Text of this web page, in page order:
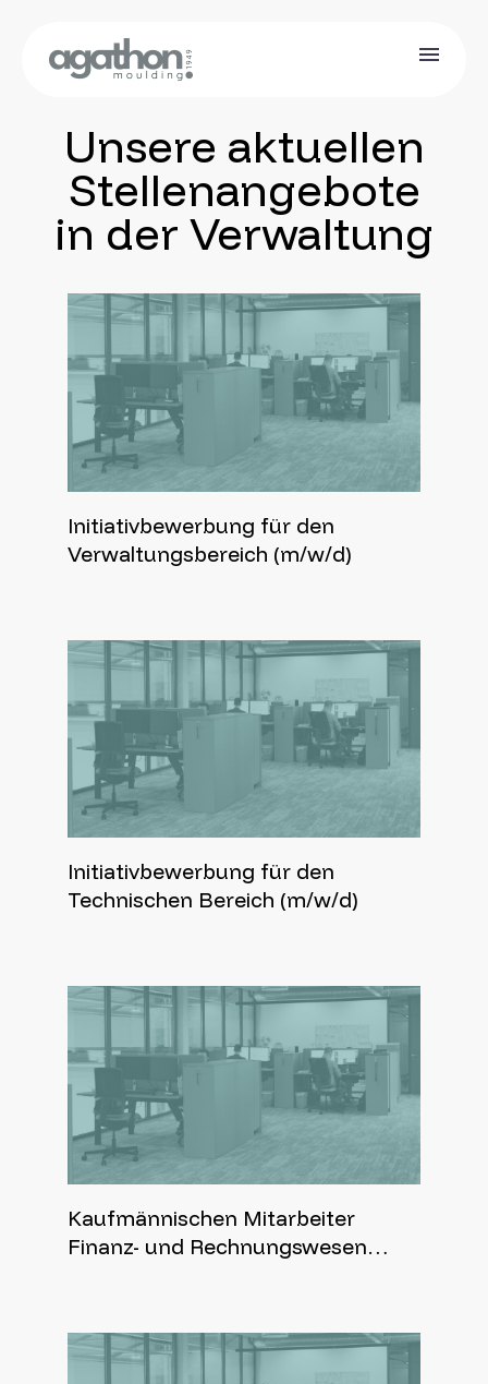
Unsere aktuellen
Stellenangebote
in der Verwaltung
Initiativbewerbung für den
Verwaltungsbereich (m/w/d)
Initiativbewerbung für den
Technischen Bereich (m/w/d)
Kaufmännischen Mitarbeiter
Finanz- und Rechnungswesen